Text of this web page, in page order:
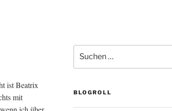
ist Beatrix
mit
nach:
BLOGROLL